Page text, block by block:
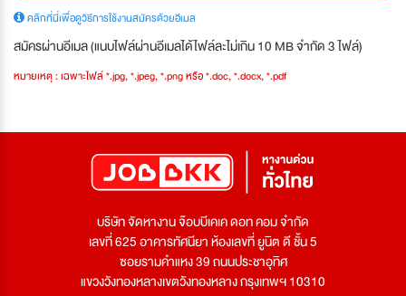
คลิกที่นี่เพื่อดูวิธีการใช้งานสมัครด้วยอีเมล
สมัครผ่านอีเมล (แนบไฟล์ผ่านอีเมลได้ไฟล์ละไม่เกิน 10 MB จำกัด 3 ไฟล์)
หมายเหตุ : เฉพาะไฟล์ *.jpg, *.jpeg, *.png หรือ *.doc, *.docx, *.pdf
บริษัท จัดหางาน จ๊อบบีเคเค ดอท คอม จำกัด
เลขที่ 625 อาคารทัศนียา ห้องเลขที่ ยูนิต ดี ชั้น 5
ซอยรามคำแหง 39 ถนนประชาอุทิศ
แขวงวังทองหลางเขตวังทองหลาง กรุงเทพฯ 10310